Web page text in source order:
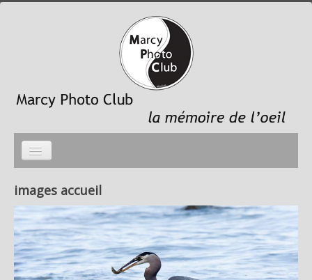
photo du mois
galeries photos
le Club
images accueil